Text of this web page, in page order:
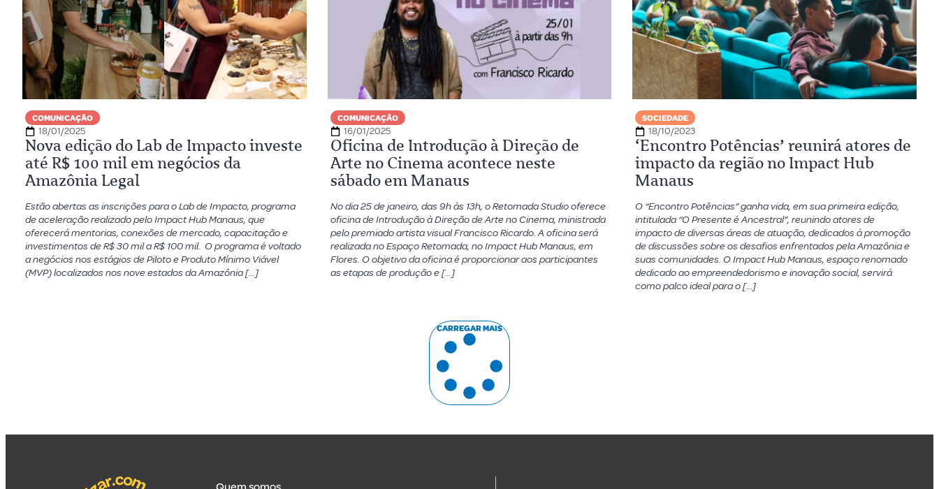
COMUNICAÇÃO
18/01/2025
Nova edição do Lab de Impacto investe
até R$ 100 mil em negócios da
Amazônia Legal
Estão abertas as inscrições para o Lab de Impacto, programa
de aceleração realizado pelo Impact Hub Manaus, que
oferecerá mentorias, conexões de mercado, capacitação e
investimentos de R$ 30 mil a R$ 100 mil. O programa é voltado
a negócios nos estágios de Piloto e Produto Mínimo Viável
(MVP) localizados nos nove estados da Amazônia […]
COMUNICAÇÃO
16/01/2025
Oficina de Introdução à Direção de
Arte no Cinema acontece neste
sábado em Manaus
No dia 25 de janeiro, das 9h às 13h, o Retomada Studio oferece
oficina de Introdução à Direção de Arte no Cinema, ministrada
pelo premiado artista visual Francisco Ricardo. A oficina será
realizada no Espaço Retomada, no Impact Hub Manaus, em
Flores. O objetivo da oficina é proporcionar aos participantes
as etapas de produção e […]
SOCIEDADE
18/10/2023
‘Encontro Potências’ reunirá atores de
impacto da região no Impact Hub
Manaus
O “Encontro Potências” ganha vida, em sua primeira edição,
intitulada “O Presente é Ancestral”, reunindo atores de
impacto de diversas áreas de atuação, dedicados à promoção
de discussões sobre os desafios enfrentados pela Amazônia e
suas comunidades. O Impact Hub Manaus, espaço renomado
dedicado ao empreendedorismo e inovação social, servirá
como palco ideal para o […]
CARREGAR MAIS